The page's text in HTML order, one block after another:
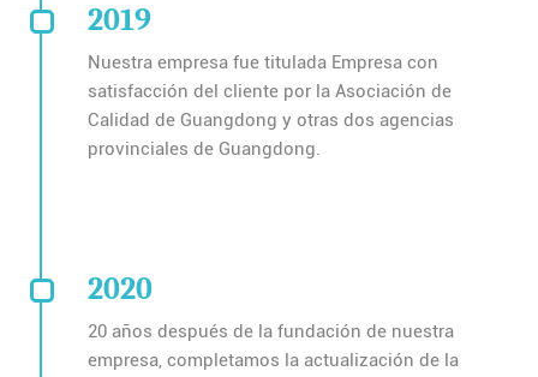
2019
Nuestra empresa fue titulada Empresa con
satisfacción del cliente por la Asociación de
Calidad de Guangdong y otras dos agencias
provinciales de Guangdong.
2020
20 años después de la fundación de nuestra
empresa, completamos la actualización de la